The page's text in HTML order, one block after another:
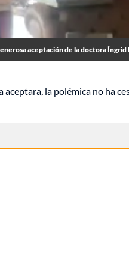
aceptación de la doctora
aceptara, la polémica no ha